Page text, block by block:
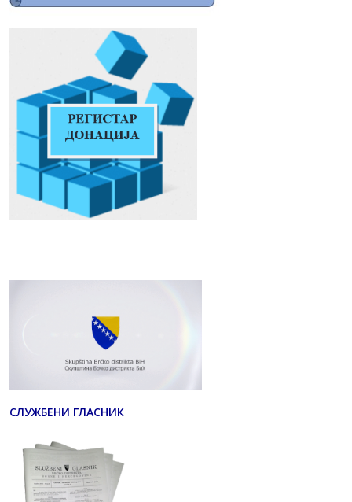
СЛУЖБЕНИ ГЛАСНИК